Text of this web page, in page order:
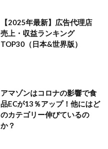
【2025年最新】広告代理店
売上・収益ランキング
TOP30（日本&世界版）
アマゾンはコロナの影響で食
品ECが13％アップ！他にはど
のカテゴリー伸びているの
か？